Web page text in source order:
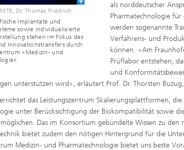
Dr. Thomas Friedrich
Implantate und
sowie individualisierte
stehen im Fokus des
Innovationstransfers durch
»Medizin- und
als norddeutscher
Pharmatechnologie
werden sogenannte
Verfahrens- und
können. »Am
Prüflabor entstehen,
und
unterstützen wird«, erläutert Prof. Dr. Thorsten
das Leistungszentrum Skalierungsplattformen,
unter Berücksichtigung der Biokompatibilität sowie
Das im Konsortium gebündelte Wissen zu
bietet zudem den nötigen Hintergrund für die
Medizin- und Pharmatechnologie bietet uns beste